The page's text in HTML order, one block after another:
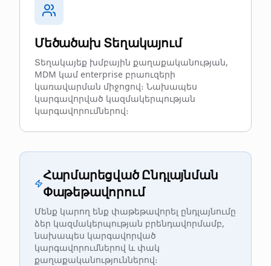
Մեծածախ Տեղակայում
Տեղակայեք խմբային քաղաքականության,
MDM կամ enterprise բրաուզերի
կառավարման միջոցով։ Նախապես
կարգավորված կազմակերպության
կարգավորումներով։
Հարմարեցված Ընդլայնման
Փաթեթավորում
Մենք կարող ենք փաթեթավորել ընդլայնումը
ձեր կազմակերպության բրենդավորմամբ,
նախապես կարգավորված
կարգավորումներով և փակ
քաղաքականություններով։